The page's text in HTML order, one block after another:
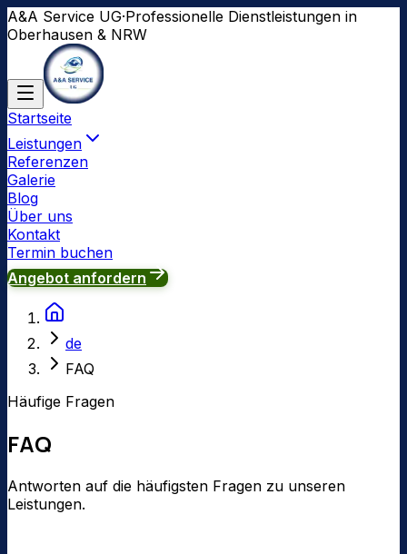
A&A Service UG·Professionelle Dienstleistungen in
Oberhausen & NRW
Startseite
Leistungen
Referenzen
Galerie
Blog
Über uns
Kontakt
Termin buchen
Angebot anfordern
de
FAQ
Häufige Fragen
FAQ
Antworten auf die häufigsten Fragen zu unseren
Leistungen.